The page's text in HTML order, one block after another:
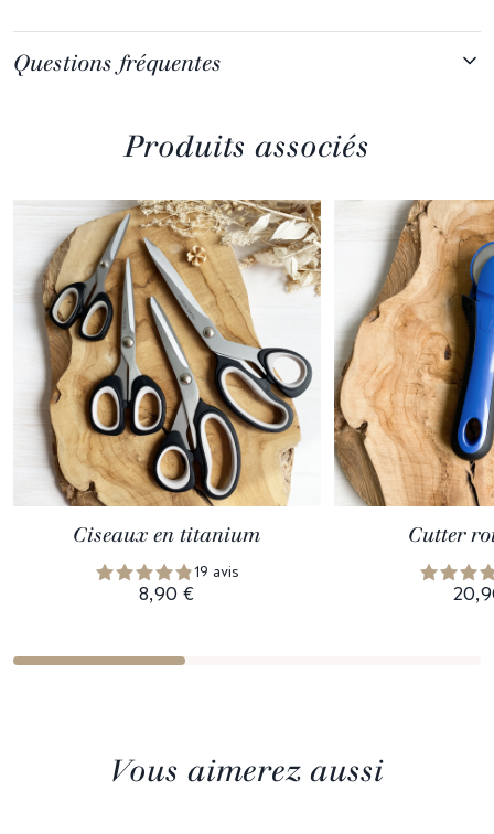
Questions fréquentes
Produits associés
Ciseaux en titanium
19 avis
8,90 €
Cutter
Vous aimerez aussi